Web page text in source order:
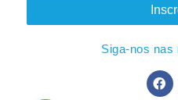
Siga-nos nas